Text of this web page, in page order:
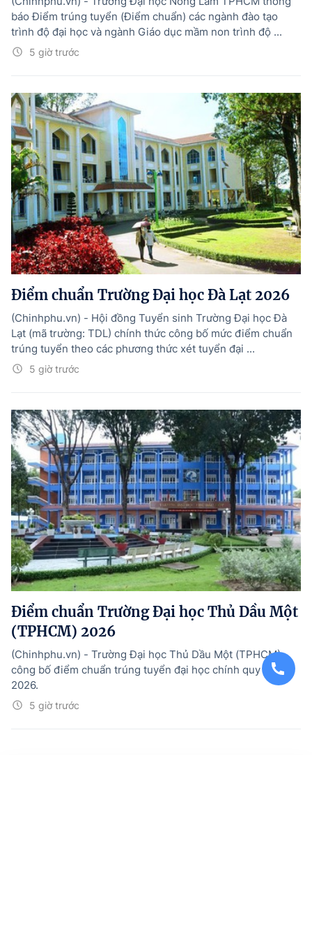
5 giờ trước
báo Điểm trúng tuyển (Điểm chuẩn) các ngành đào tạo
trình độ đại học và ngành Giáo dục mầm non trình độ ...
Điểm chuẩn Trường Đại học Đà Lạt 2026
5 giờ trước
(Chinhphu.vn) - Hội đồng Tuyển sinh Trường Đại học Đà
Lạt (mã trường: TDL) chính thức công bố mức điểm chuẩn
trúng tuyển theo các phương thức xét tuyển đại ...
Điểm chuẩn Trường Đại học Thủ Dầu Một
(TPHCM) 2026
5 giờ trước
(Chinhphu.vn) - Trường Đại học Thủ Dầu Một (TPHCM)
công bố điểm chuẩn trúng tuyển đại học chính quy năm
2026.